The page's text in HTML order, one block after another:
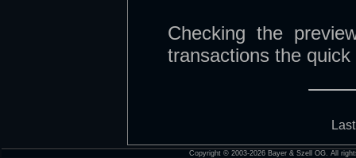
Checking the
transactions the
Copyright © 2003-2026 Bayer & Szell OG. All